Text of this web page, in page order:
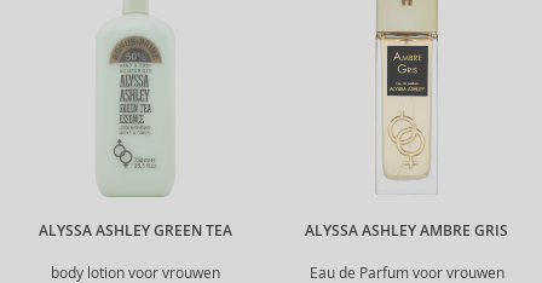
ALYSSA ASHLEY GREEN TEA
body lotion voor vrouwen
ALYSSA ASHLEY AMBRE GRIS
Eau de Parfum voor vrouwen